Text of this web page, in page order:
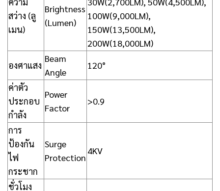
สว่าง (ลู
เมน)
Brightness
(Lumen)
100W(9,000LM),
150W(13,500LM),
200W(18,000LM)
องศาแสง
Beam
Angle
120°
ค่าตัว
ประกอบ
กำลัง
Power
Factor
>0.9
การ
ป้องกัน
ไฟ
กระชาก
Surge
Protection
4KV
ชั่วโมง